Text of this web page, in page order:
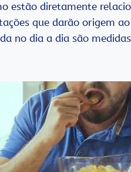
estão diretamente
que darão origem
no dia a dia são